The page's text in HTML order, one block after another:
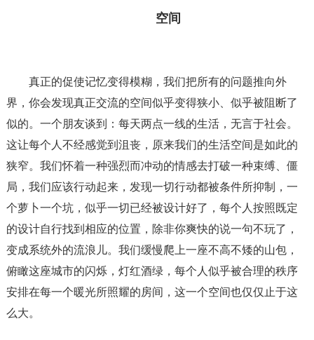
空间
真正的促使记忆变得模糊，我们把所有的问题推向外
界，你会发现真正交流的空间似乎变得狭小、似乎被阻断了
似的。一个朋友谈到：每天两点一线的生活，无言于社会。
这让每个人不经感觉到沮丧，原来我们的生活空间是如此的
狭窄。我们怀着一种强烈而冲动的情感去打破一种束缚、僵
局，我们应该行动起来，发现一切行动都被条件所抑制，一
个萝卜一个坑，似乎一切已经被设计好了，每个人按照既定
的设计自行找到相应的位置，除非你爽快的说一句不玩了，
变成系统外的流浪儿。我们缓慢爬上一座不高不矮的山包，
俯瞰这座城市的闪烁，灯红酒绿，每个人似乎被合理的秩序
安排在每一个暖光所照耀的房间，这一个空间也仅仅止于这
么大。